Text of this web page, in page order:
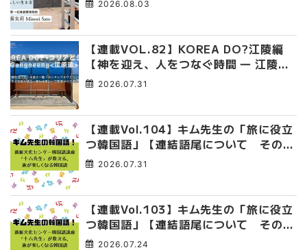
2026.08.03
【連載VOL.82】KOREA DO?江陵編
【神を迎え、人をつなぐ時間 ― 江陵端
午祭 】
2026.07.31
【連載Vol.104】キム先生の「旅に役立
つ韓国語」【連結語尾について その
4】2026.07.31
【連載Vol.103】キム先生の「旅に役立
つ韓国語」【連結語尾について その
3】2026.07.24